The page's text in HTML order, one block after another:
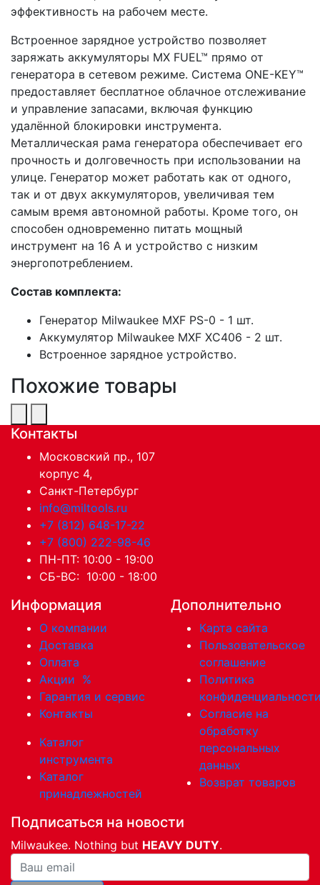
эффективность на рабочем месте.
Встроенное зарядное устройство позволяет
заряжать аккумуляторы MX FUEL™ прямо от
генератора в сетевом режиме. Система ONE-KEY™
предоставляет бесплатное облачное отслеживание
и управление запасами, включая функцию
удалённой блокировки инструмента.
Металлическая рама генератора обеспечивает его
прочность и долговечность при использовании на
улице. Генератор может работать как от одного,
так и от двух аккумуляторов, увеличивая тем
самым время автономной работы. Кроме того, он
способен одновременно питать мощный
инструмент на 16 А и устройство с низким
энергопотреблением.
Состав комплекта:
Генератор Milwaukee MXF PS-0 - 1 шт.
Аккумулятор Milwaukee MXF XC406 - 2 шт.
Встроенное зарядное устройство.
Похожие товары
Контакты
Московский пр., 107
корпус 4,
Санкт-Петербург
info@miltools.ru
+7 (812) 648-17-22
+7 (800) 222-98-46
ПН-ПТ: 10:00 - 19:00
СБ-ВС: 10:00 - 18:00
Информация
О компании
Доставка
Оплата
Акции %
Гарантия и сервис
Контакты
Каталог
инструмента
Каталог
принадлежностей
Дополнительно
Карта сайта
Пользовательское
соглашение
Политика
Согласие на
обработку
персональных
данных
Возврат товаров
Подписаться на новости
Milwaukee. Nothing but HEAVY DUTY.
Ваша почта